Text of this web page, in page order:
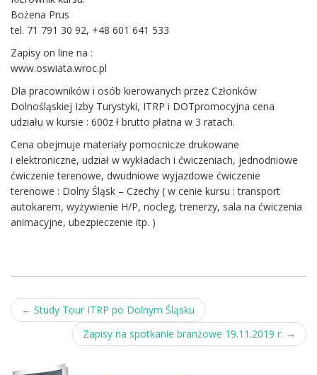
Bożena Prus
tel. 71 791 30 92, +48 601 641 533
Zapisy on line na :
www.oswiata.wroc.pl
Dla pracowników i osób kierowanych przez Członków
Dolnośląskiej Izby Turystyki, ITRP i DOTpromocyjna cena
udziału w kursie : 600z ł brutto płatna w 3 ratach.
Cena obejmuje materiały pomocnicze drukowane
i elektroniczne, udział w wykładach i ćwiczeniach, jednodniowe
ćwiczenie terenowe, dwudniowe wyjazdowe ćwiczenie
terenowe : Dolny Śląsk – Czechy ( w cenie kursu : transport
autokarem, wyżywienie H/P, nocleg, trenerzy, sala na ćwiczenia
animacyjne, ubezpieczenie itp. )
Post
navigation
← Study Tour ITRP po Dolnym Śląsku
Zapisy na spotkanie branżowe 19.11.2019 r. →